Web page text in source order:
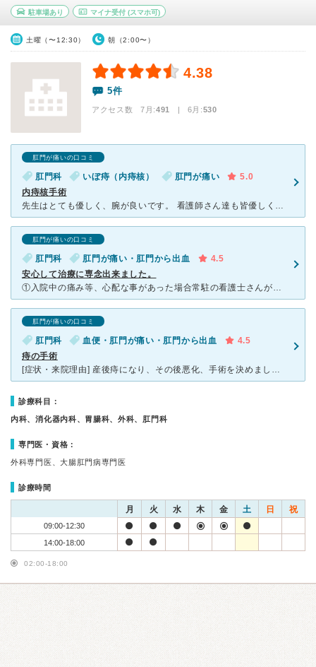
駐車場あり マイナ受付(スマホ可)
土曜（〜12:30） 朝（2:00〜）
4.38
5件
アクセス数 7月:491 | 6月:530
肛門が痛いの口コミ
肛門科 いぼ痔（内痔核） 肛門が痛い
5.0
内痔核手術
先生はとても優しく、腕が良いです。 看護師さん達も皆優しくて、入院生活を快適に過ごす事ができました。 私は、何年か前に別の病院で手術をやってもらいましたが、オペ中は、麻酔が効いてるのですが、引っ張
肛門が痛いの口コミ
肛門科 肛門が痛い・肛門から出血
4.5
安心して治療に専念出来ました。
①入院中の痛み等、心配な事があった場合常駐の看護士さんが親切に対応してくれます。 ②食事 ⇒手術当日は、絶食となる様ですが私の場合は、夜食におにぎり二個、具無しスープ(濃い味で美味)が出されま
肛門が痛いの口コミ
肛門科 血便・肛門が痛い・肛門から出血
4.5
痔の手術
[症状・来院理由] 産後痔になり、その後悪化、手術を決めました [医師の診断・治療法] 2日で退院予定でしたが、術後痛みもあり、すんなり立ったり座ったりとスムーズにいかず 看護婦の方から、痛む
診療科目：
内科、消化器内科、胃腸科、外科、肛門科
専門医・資格：
外科専門医、大腸肛門病専門医
診療時間
月 火 水 木 金 土 日 祝
09:00-12:30
14:00-18:00
02:00-18:00